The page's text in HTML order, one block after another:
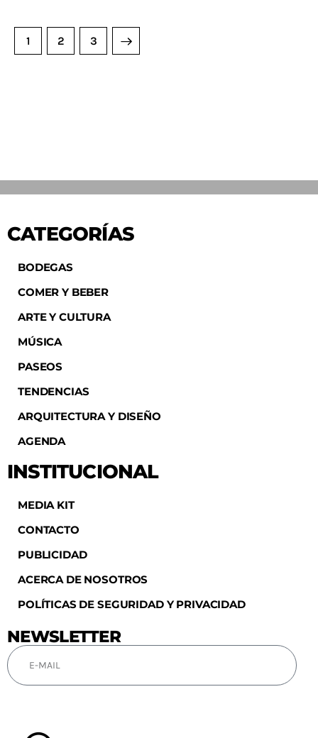
1 2 3
CATEGORÍAS
BODEGAS
COMER Y BEBER
ARTE Y CULTURA
MÚSICA
PASEOS
TENDENCIAS
ARQUITECTURA Y DISEÑO
AGENDA
INSTITUCIONAL
MEDIA KIT
CONTACTO
PUBLICIDAD
ACERCA DE NOSOTROS
POLÍTICAS DE SEGURIDAD Y PRIVACIDAD
NEWSLETTER